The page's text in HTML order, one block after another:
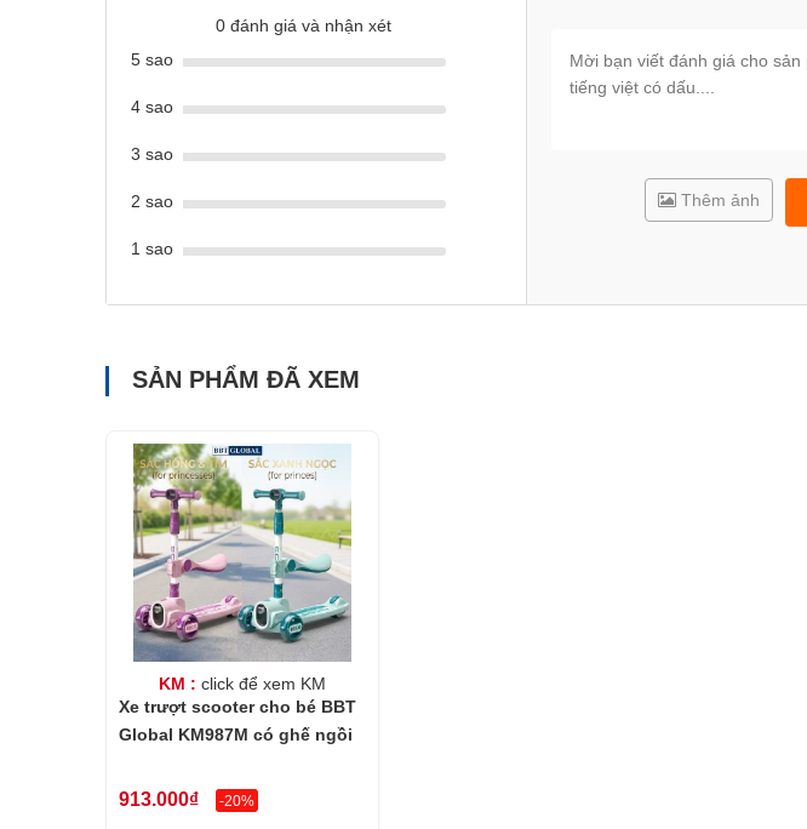
0 đánh giá và nhận xét
5 sao
4 sao
3 sao
2 sao
1 sao
Thêm ảnh
SẢN PHẨM ĐÃ XEM
KM : click để xem KM
Xe trượt scooter cho bé BBT
Global KM987M có ghế ngồi
913.000₫ -20%